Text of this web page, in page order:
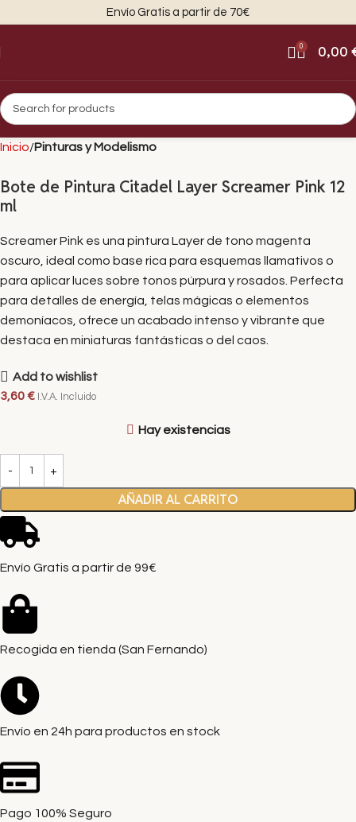
Envío Gratis a partir de 70€
0 0,00
Inicio Pinturas y Modelismo
Bote de Pintura Citadel Layer Screamer Pink 12
ml
Screamer Pink es una pintura Layer de tono magenta
oscuro, ideal como base rica para esquemas llamativos o
para aplicar luces sobre tonos púrpura y rosados. Perfecta
para detalles de energía, telas mágicas o elementos
demoníacos, ofrece un acabado intenso y vibrante que
destaca en miniaturas fantásticas o del caos.
Add to wishlist
3,60€ I.V.A. Incluido
Hay existencias
AÑADIR AL CARRITO
Envío Gratis a partir de 99€
Recogida en tienda (San Fernando)
Envío en 24h para productos en stock
Pago 100% Seguro